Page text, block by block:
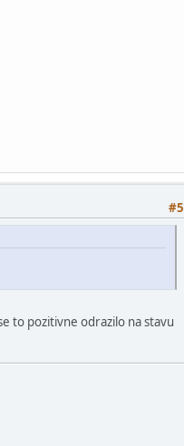
#5
to pozitivne odrazilo na stavu